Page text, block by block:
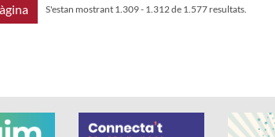
S'estan mostrant 1.309 - 1.312 de 1.577 resultats.